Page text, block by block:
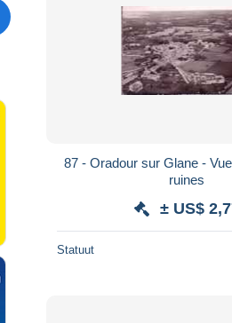
87 - Oradour sur Glane -
ruines
± US$
Statuut